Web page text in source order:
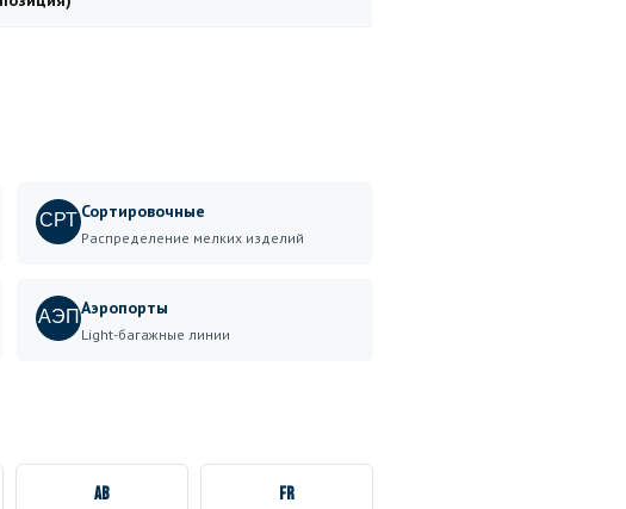
СРТ Сортировочные
Распределение мелких изделий
АЭПАэропорты
Light-багажные линии
AB FR